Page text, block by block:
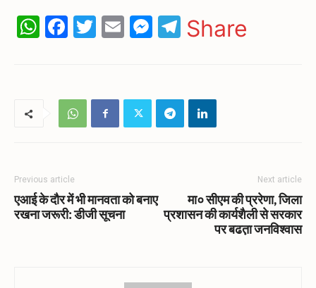
WhatsApp
Facebook
Twitter
EmailMessenger
Telegram
Share
Previous article
एआई के दौर में भी मानवता को बनाए
रखना जरूरी: डीजी सूचना
Next article
मा० सीएम की प्ररेणा, जिला
प्रशासन की कार्यशैली से सरकार
पर बढत़ा जनविश्वास